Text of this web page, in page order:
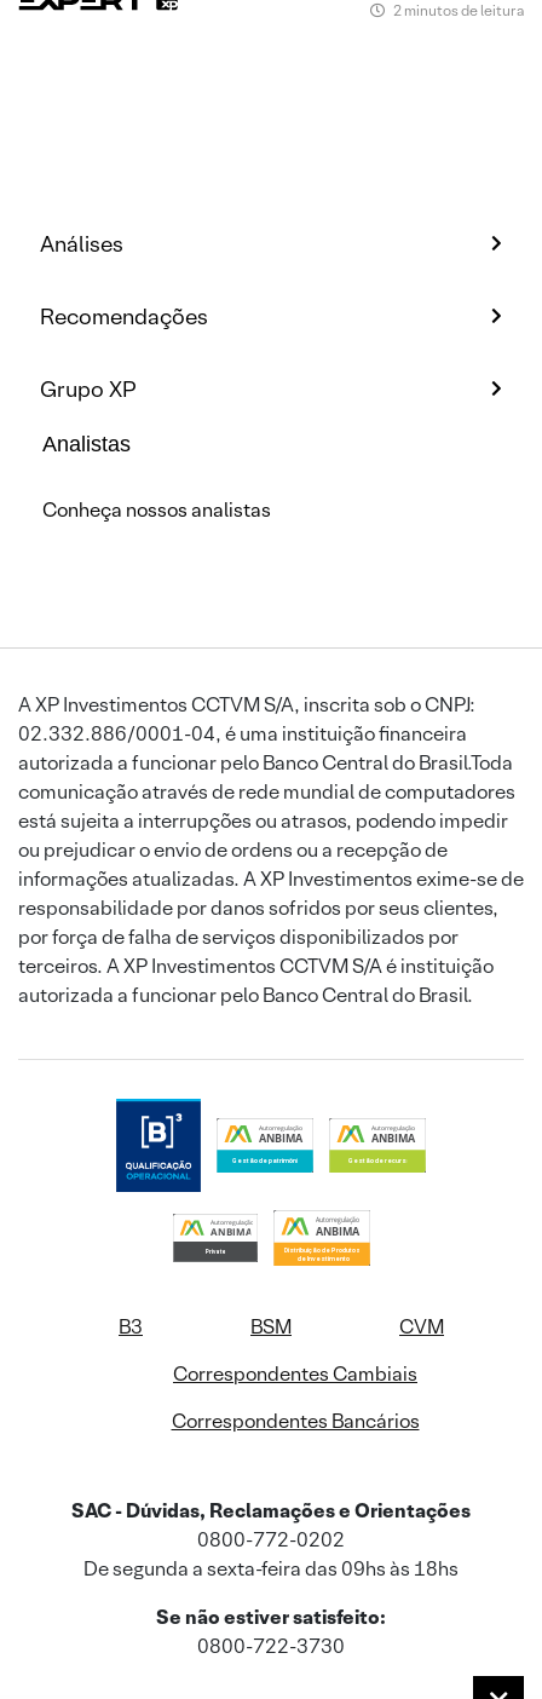
2 minutos de leitura
Análises
Recomendações
Grupo XP
Analistas
Conheça nossos analistas
A XP Investimentos CCTVM S/A, inscrita sob o CNPJ:
02.332.886/0001-04, é uma instituição financeira
autorizada a funcionar pelo Banco Central do Brasil.Toda
comunicação através de rede mundial de computadores
está sujeita a interrupções ou atrasos, podendo impedir
ou prejudicar o envio de ordens ou a recepção de
informações atualizadas. A XP Investimentos exime-se de
responsabilidade por danos sofridos por seus clientes,
por força de falha de serviços disponibilizados por
terceiros. A XP Investimentos CCTVM S/A é instituição
autorizada a funcionar pelo Banco Central do Brasil.
B3 BSM
CVM
Correspondentes Cambiais
Correspondentes Bancários
SAC - Dúvidas, Reclamações e Orientações
0800-772-0202
De segunda a sexta-feira das 09hs às 18hs
Se não estiver satisfeito:
0800-722-3730